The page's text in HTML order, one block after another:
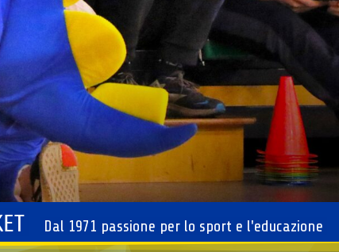
Dal 1971 passione per lo sport e l'educazione